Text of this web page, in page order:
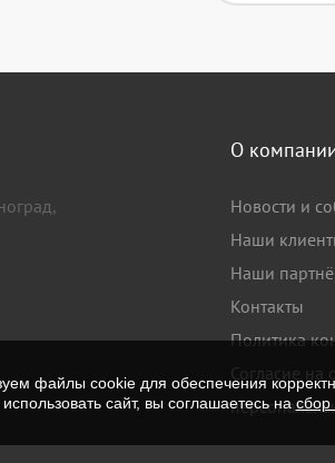
О
Новости и
Наши
Наши
Контакты
Политика
Согласие на
файлы cookie для обеспечения
сайт, вы соглашаетесь насбор